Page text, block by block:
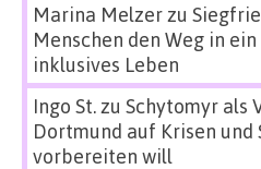
Marina Melzerzu
Menschen den Weg in
inklusives Leben
Ingo St.zu Schytomyr als
Dortmund auf Krisen und
vorbereiten will